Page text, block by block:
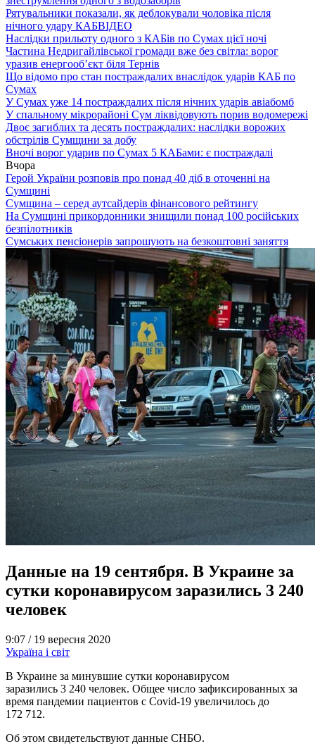
Рятувальники показали, як деблокували чоловіка після
нічного удару КАБВІДЕО
Наслідки прильоту одного з КАБів по Сумах цієї ночі
Частина Недригайлівської громади вже без світла: ворог
уразив енергооб’єкт біля Тернів
Що відомо про стан постраждалих внаслідок ударів КАБ по
Сумах
У Сумах уже 14 постраждалих після нічних ударів авіабомб
У спальному мікрорайоні Сум ліквідовують порив водомережі
Двоє загиблих та десять постраждалих: наслідки ворожих
обстрілів Сумщини за добу
Вночі ворог ударив по Сумах 5 КАБами: є постраждалі
Вчора
Герой України розповів про понад 40 діб в оточенні на
Сумщині
Сумщина – серед аутсайдерів фінансового рейтингу
На Сумщині прикордонники знищили понад 100 російських
безпілотників
Сумських пенсіонерів запрошують на безкоштовні заняття
Данные на 19 сентября. В Украине за
сутки коронавирусом заразились 3 240
человек
9:07 / 19 вересня 2020
Україна і світ
В Украине за минувшие сутки коронавирусом
заразились 3 240 человек. Общее число зафиксированных за
время пандемии пациентов с Covid-19 увеличилось до
172 712.
Об этом свидетельствуют данные СНБО.